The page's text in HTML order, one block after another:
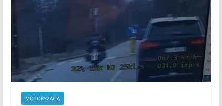
MOTORYZACJA